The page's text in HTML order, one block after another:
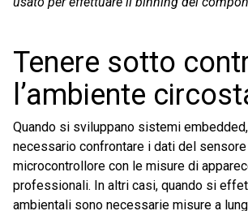
Tenere sotto
l’ambiente
Quando si sviluppano sistemi
necessario confrontare i dati del sensore
microcontrollore con le misure di
professionali. In altri casi, quando si
ambientali sono necessarie misure a